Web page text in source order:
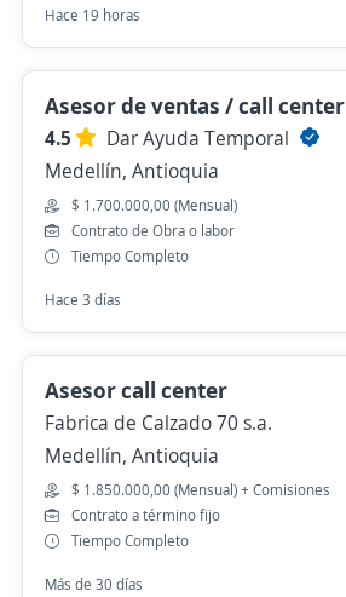
Hace 19 horas
Asesor de ventas / call center
4.5
Dar Ayuda Temporal
Medellín, Antioquia
$ 1.700.000,00 (Mensual)
Contrato de Obra o labor
Tiempo Completo
Hace 3 días
Asesor call center
Fabrica de Calzado 70 s.a.
Medellín, Antioquia
$ 1.850.000,00 (Mensual) + Comisiones
Contrato a término fijo
Tiempo Completo
Más de 30 días